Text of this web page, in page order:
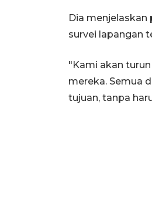
Dia menjelaskan
survei lapangan
"Kami akan
mereka. Semua
tujuan, tanpa